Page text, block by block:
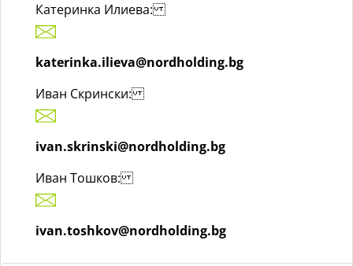
Катеринка Илиева:
katerinka.ilieva@nordholding.bg
Иван Скрински:
ivan.skrinski@nordholding.bg
Иван Тошков:
ivan.toshkov@nordholding.bg